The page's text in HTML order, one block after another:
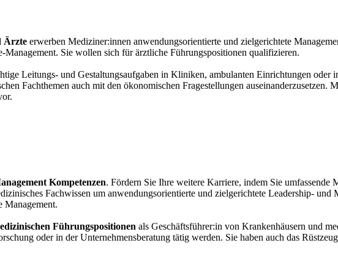
Ärzte erwerben Mediziner:innen anwendungsorientierte und zielgerichtete
Management. Sie wollen sich für ärztliche Führungspositionen qualifizieren.
Leitungs- und Gestaltungsaufgaben in Kliniken, ambulanten Einrichtungen oder
Fachthemen auch mit den ökonomischen Fragestellungen auseinanderzusetzen.
Kompetenzen. Fördern Sie Ihre weitere Karriere, indem Sie umfassende
Fachwissen um anwendungsorientierte und zielgerichtete Leadership-
Management.
Führungspositionen als Geschäftsführer:in von Krankenhäusern und
oder in der Unternehmensberatung tätig werden. Sie haben auch das